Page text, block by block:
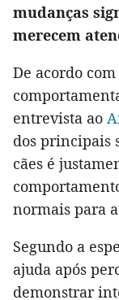
mudanças
merecem
De acordo
entrevista ao
dos principais
cães é
normais para
Segundo a
ajuda após
demonstrar